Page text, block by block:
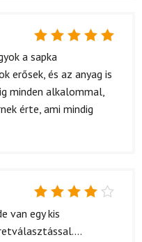
Értékelés:
5
a sapka
erősek, és az anyag is
minden alkalommal,
érte, ami mindig
Értékelés:
4/ 5
van egy kis